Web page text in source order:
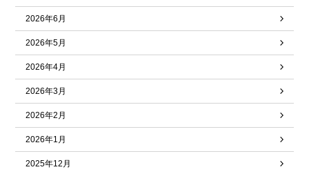
2026年6月
2026年5月
2026年4月
2026年3月
2026年2月
2026年1月
2025年12月